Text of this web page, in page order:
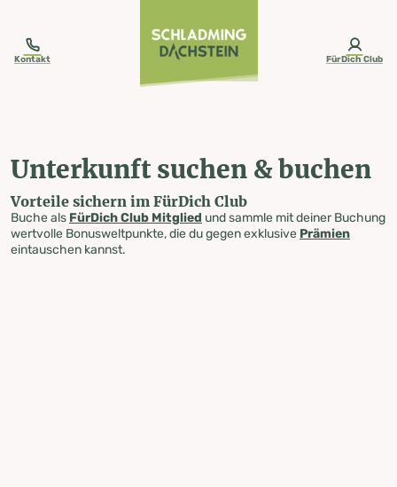
Kontakt FürDich Club
Unterkunft suchen & buchen
Vorteile sichern im FürDich Club
Buche als FürDich Club Mitglied und sammle mit deiner Buchung
wertvolle Bonusweltpunkte, die du gegen exklusive Prämien
eintauschen kannst.